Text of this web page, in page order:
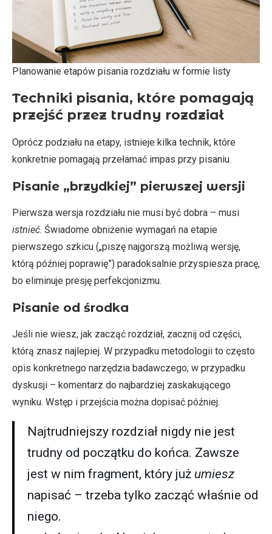
Planowanie etapów pisania rozdziału w formie listy
Techniki pisania, które pomagają
przejść przez trudny rozdział
Oprócz podziału na etapy, istnieje kilka technik, które
konkretnie pomagają przełamać impas przy pisaniu.
Pisanie „brzydkiej” pierwszej wersji
Pierwsza wersja rozdziału nie musi być dobra – musi
istnieć. Świadome obniżenie wymagań na etapie
pierwszego szkicu („piszę najgorszą możliwą wersję,
którą później poprawię”) paradoksalnie przyspiesza pracę,
bo eliminuje presję perfekcjonizmu.
Pisanie od środka
Jeśli nie wiesz, jak zacząć rozdział, zacznij od części,
którą znasz najlepiej. W przypadku metodologii to często
opis konkretnego narzędzia badawczego; w przypadku
dyskusji – komentarz do najbardziej zaskakującego
wyniku. Wstęp i przejścia można dopisać później.
Najtrudniejszy rozdział nigdy nie jest
trudny od początku do końca. Zawsze
jest w nim fragment, który już umiesz
napisać – trzeba tylko zacząć właśnie od
niego.